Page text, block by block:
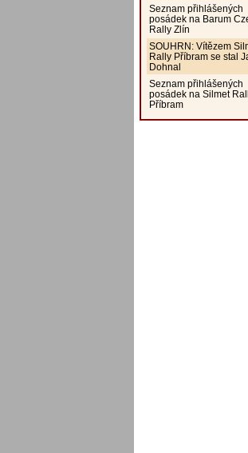
Seznam přihlášených
posádek na Barum
Rally Zlín
SOUHRN: Vítězem
Rally Příbram se stal
Dohnal
Seznam přihlášených
posádek na Silmet
Příbram